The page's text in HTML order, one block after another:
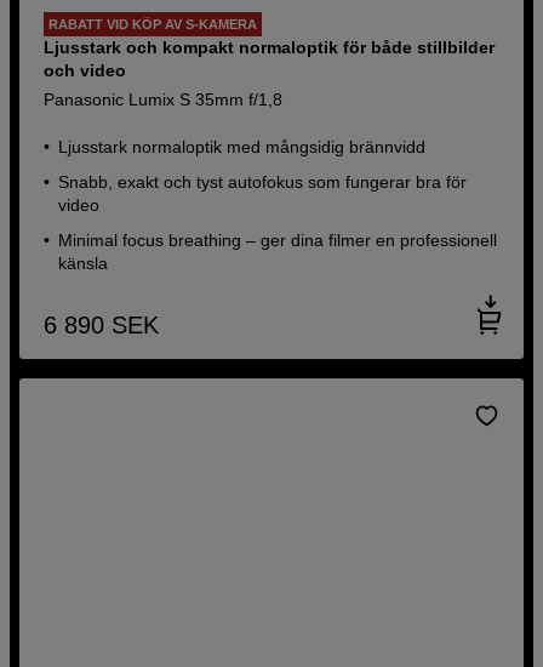
RABATT VID KÖP AV S-KAMERA
Ljusstark och kompakt normaloptik för både stillbilder
och video
Panasonic Lumix S 35mm f/1,8
Ljusstark normaloptik med mångsidig brännvidd
Snabb, exakt och tyst autofokus som fungerar bra för
video
Minimal focus breathing – ger dina filmer en professionell
känsla
6 890 SEK